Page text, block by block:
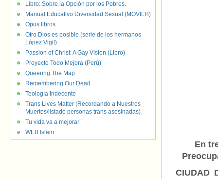
En
CIUDAD
Libro: Sobre la Opción por los Pobres.
Manual Educativo Diversidad Sexual (MOVILH)
Opus libros
Otro Dios es posible (serie de los hermanos
López Vigil)
Passion of Christ: A Gay Vision (Libro)
Proyecto Todo Mejora (Perú)
Queering The Map
Remembering Our Dead
Teología Indecente
Trans Lives Matter (Recordando a Nuestros
Muertos/listado personas trans asesinadas)
Tu vida va a mejorar
WEB Islam